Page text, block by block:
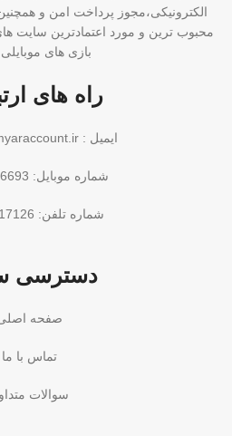
محبوب ترین و مورد اعتمادترین سایت
بازی های
راه های
ایمیل : info[at]kamyaraccount.ir
شماره موبایل: 09913656693
شماره تلفن: 03434117126
دسترسی
صفحه
تماس با ما
سوالات